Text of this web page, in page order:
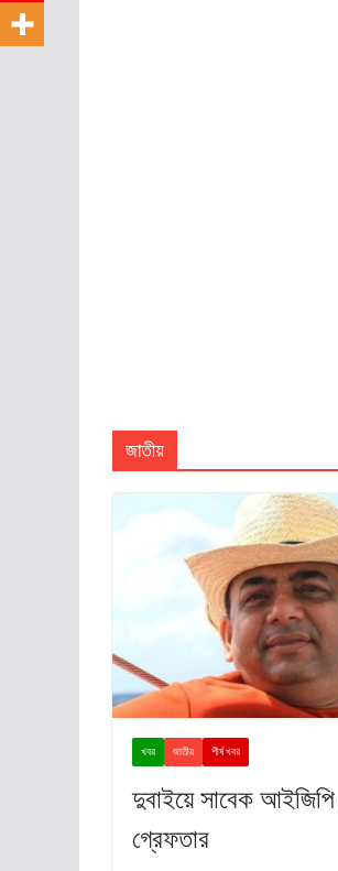
জাতীয়
খবর জাতীয় শীর্ষ খবর
দুবাইয়ে সাবেক
গ্রেফতার